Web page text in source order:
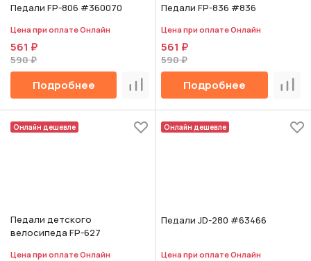
Педали FP-806 #360070
Цена при оплате Онлайн
561 ₽
590 ₽
Подробнее Сравнить
Педали FP-836 #836
Цена при оплате Онлайн
561 ₽
590 ₽
Подробнее
Онлайн дешевле
Педали детского
велосипеда FP-627
Цена при оплате Онлайн
Онлайн дешевле
Педали JD-280 #63466
Цена при оплате Онлайн